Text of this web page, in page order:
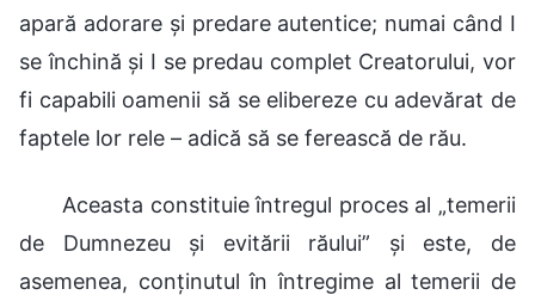
apară adorare și predare autentice; numai când I
se închină și I se predau complet Creatorului, vor
fi capabili oamenii să se elibereze cu adevărat de
faptele lor rele – adică să se ferească de rău.
Aceasta constituie întregul proces al „temerii
de Dumnezeu și evitării răului” și este, de
asemenea, conținutul în întregime al temerii de